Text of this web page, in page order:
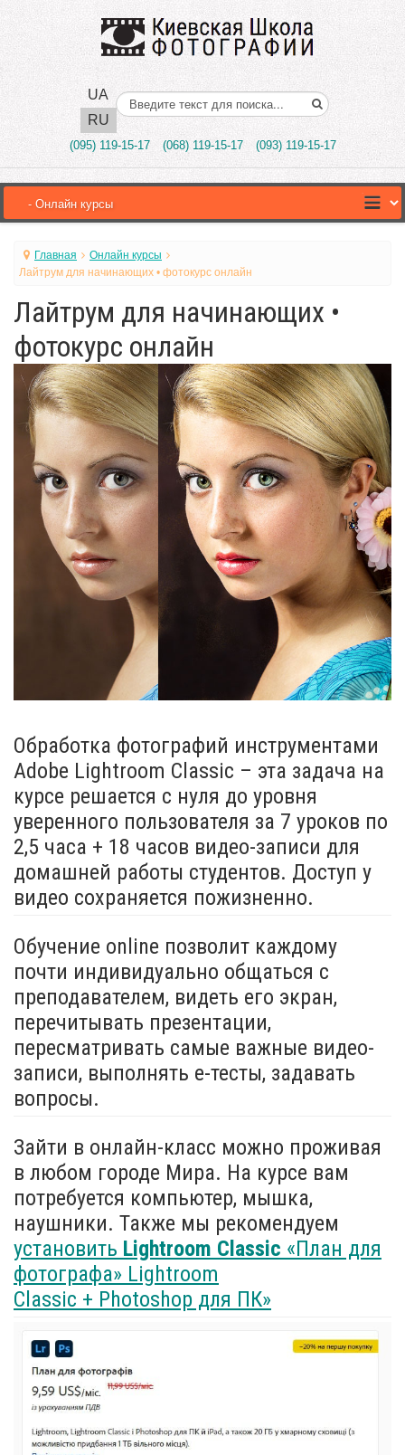
UA
RU
Поиск..
(095) 119-15-17 (068) 119-15-17 (093) 119-15-17
Главная
Онлайн курсы
Лайтрум для начинающих • фотокурс онлайн
Лайтрум для начинающих •
фотокурс онлайн
Обработка фотографий инструментами
Adobe Lightroom Classic – эта задача на
курсе решается с нуля до уровня
уверенного пользователя за 7 уроков по
2,5 часа + 18 часов видео-записи для
домашней работы студентов. Доступ у
видео сохраняется пожизненно.
Обучение online позволит каждому
почти индивидуально общаться с
преподавателем, видеть его экран,
перечитывать презентации,
пересматривать самые важные видео-
записи, выполнять e-тесты, задавать
вопросы.
Зайти в онлайн-класс можно проживая
в любом городе Мира. На курсе вам
потребуется компьютер, мышка,
наушники. Также мы рекомендуем
установить Lightroom Classic «План для
фотографа» Lightroom
Classic + Photoshop для ПК»